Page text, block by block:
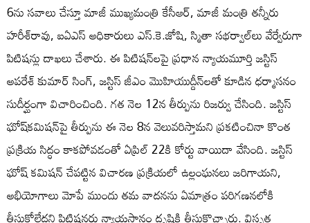
6ను సవాలు చేస్తూ మాజీ ముఖ్యమంత్రి కేసీఆర్, మాజీ మంత్రి తన్నీరు
హరీశ్‌రావు, ఐఏఎస్‌ అధికారులు ఎస్‌.కె.జోషి, స్మితా సభర్వాల్​లు వేర్వేరుగా
పిటిషన్లు దాఖలు చేశారు. ఈ పిటిషన్‌లపై ప్రధాన న్యాయమూర్తి జస్టిస్‌
అపరేశ్‌ కుమార్‌ సింగ్, జస్టిస్‌ జీఎం మొహియుద్దీన్‌లతో కూడిన ధర్మాసనం
సుదీర్ఘంగా విచారించింది. గత నెల 12న తీర్పును రిజర్వు చేసింది. జస్టిస్
ఘోష్​కమిషన్​పై తీర్పును ఈ నెల 8న వెలువరిస్తామని ప్రకటించినా కొంత
ప్రక్రియ సిద్ధం కాకపోవడంతో ఏప్రిల్‌ 22కి కోర్టు వాయిదా వేసింది. జస్టిస్‌
ఘోష్‌ కమిషన్‌ చేపట్టిన విచారణ ప్రక్రియలో ఉల్లంఘనలు జరిగాయని,
అభియోగాలు మోపే ముందు తమ వాదనను ఏమాత్రం పరిగణనలోకి
తీసుకోలేదని పిటిషనర్లు న్యాయస్థానం దృష్టికి తీసుకొచ్చారు. విస్తృత